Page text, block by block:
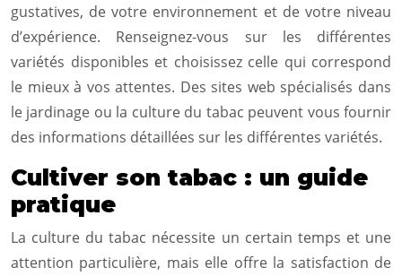
gustatives, de votre environnement et de votre niveau
d’expérience. Renseignez-vous sur les différentes
variétés disponibles et choisissez celle qui correspond
le mieux à vos attentes. Des sites web spécialisés dans
le jardinage ou la culture du tabac peuvent vous fournir
des informations détaillées sur les différentes variétés.
Cultiver son tabac : un guide
pratique
La culture du tabac nécessite un certain temps et une
attention particulière, mais elle offre la satisfaction de